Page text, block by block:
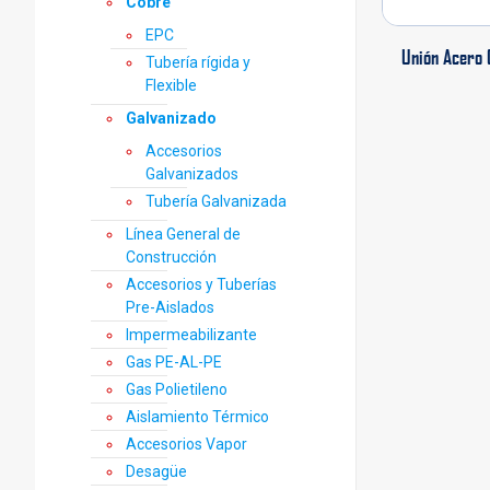
Unión Acero
EPC
Tubería rígida y
Flexible
Galvanizado
Accesorios
Galvanizados
Tubería Galvanizada
Línea General de
Construcción
Accesorios y Tuberías
Pre-Aislados
Impermeabilizante
Gas PE-AL-PE
Gas Polietileno
Aislamiento Térmico
Accesorios Vapor
Desagüe